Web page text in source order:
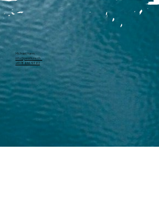
Michael Harm
info@pearllure.ch
+41 78 646 93 62